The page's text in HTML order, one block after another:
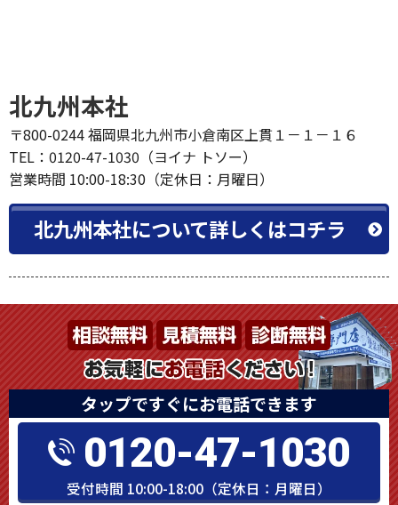
北九州本社
〒800-0244 福岡県北九州市小倉南区上貫１－１－１６
TEL：0120-47-1030（ヨイナ トソー）
営業時間 10:00-18:30（定休日：月曜日）
北九州本社について詳しくはコチラ
タップですぐにお電話できます
0120-47-1030
受付時間 10:00-18:00（定休日：月曜日）